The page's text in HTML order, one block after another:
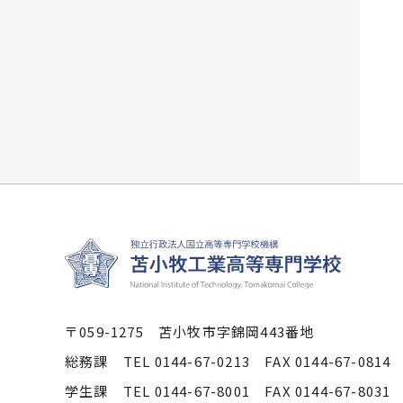
〒059-1275 苫小牧市字錦岡443番地
総務課 TEL 0144-67-0213 FAX 0144-67-0814
学生課 TEL 0144-67-8001 FAX 0144-67-8031